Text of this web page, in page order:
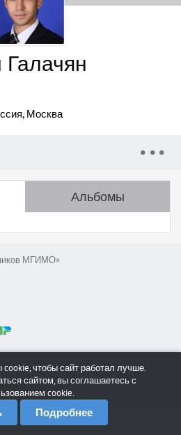
Москва
Альбомы
МГИМО»
чтобы сайт работал лучше.
сайтом, вы соглашаетесь с
cookie.
Подробнее